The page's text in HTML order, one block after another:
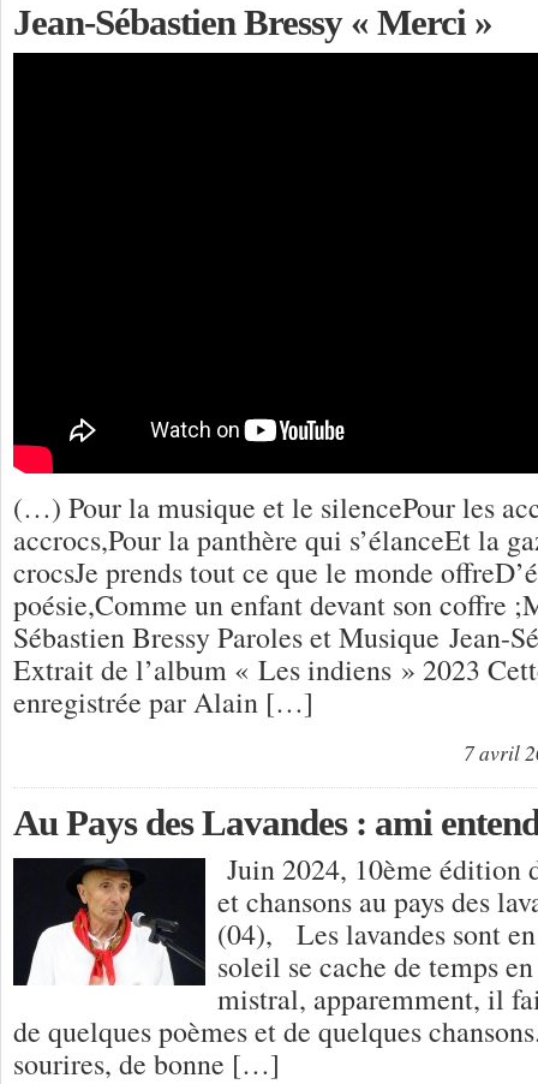
Jean-Sébastien Bressy « Merci »
(…) Pour la musique et le silencePour les
accrocs,Pour la panthère qui s’élanceEt la
crocsJe prends tout ce que le monde
poésie,Comme un enfant devant son coffre
Sébastien Bressy Paroles et Musique Jean-
Extrait de l’album « Les indiens » 2023
enregistrée par Alain […]
7 avril
Au Pays des Lavandes : ami
Juin 2024, 10ème édition
et chansons au pays des
(04), Les lavandes sont
soleil se cache de temps
mistral, apparemment, il
de quelques poèmes et de quelques
sourires, de bonne […]